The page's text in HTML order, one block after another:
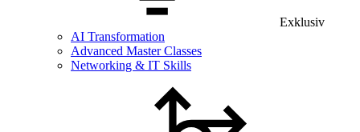
Exklusiv
AI Transformation
Advanced Master Classes
Networking & IT Skills